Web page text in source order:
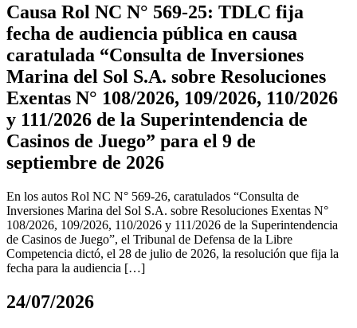
Causa Rol NC N° 569-25: TDLC fija
fecha de audiencia pública en causa
caratulada “Consulta de Inversiones
Marina del Sol S.A. sobre Resoluciones
Exentas N° 108/2026, 109/2026, 110/2026
y 111/2026 de la Superintendencia de
Casinos de Juego” para el 9 de
septiembre de 2026
En los autos Rol NC N° 569-26, caratulados “Consulta de
Inversiones Marina del Sol S.A. sobre Resoluciones Exentas N°
108/2026, 109/2026, 110/2026 y 111/2026 de la Superintendencia
de Casinos de Juego”, el Tribunal de Defensa de la Libre
Competencia dictó, el 28 de julio de 2026, la resolución que fija la
fecha para la audiencia […]
24/07/2026